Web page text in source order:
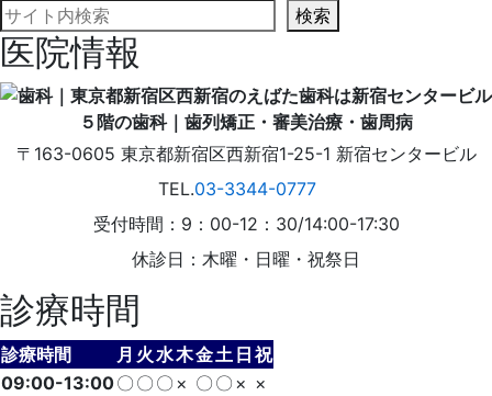
検索
医院情報
〒163-0605 東京都新宿区西新宿1-25-1 新宿センタービル
TEL.03-3344-0777
受付時間：9：00-12：30/14:00-17:30
休診日：木曜・日曜・祝祭日
診療時間
診療時間 月 火水木金土 日 祝
09:00-13:00〇 〇 〇 × 〇 〇 × ×